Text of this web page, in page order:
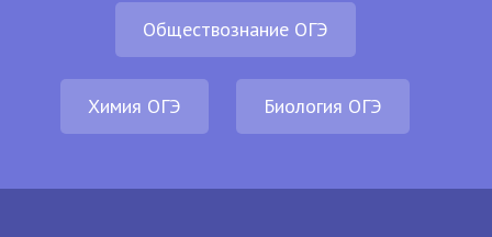
Обществознание ОГЭ
Химия ОГЭ Биология ОГЭ